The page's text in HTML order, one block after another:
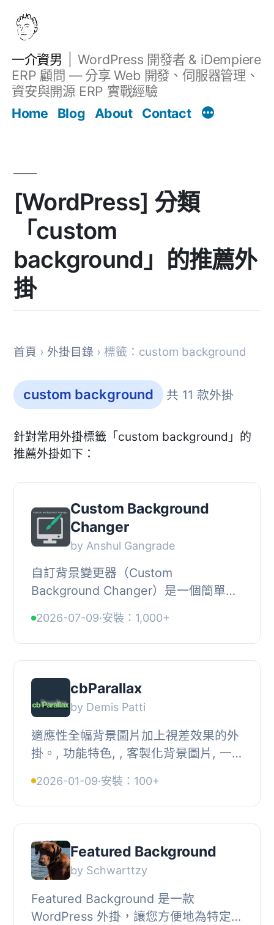
一介資男
WordPress 開發者 & iDempiere
ERP 顧問 — 分享 Web 開發、伺服器管理、
資安與開源 ERP 實戰經驗
Home
Blog About Contact
[WordPress] 分類
「custom
background」的推薦外
掛
首頁 › 外掛目錄 › 標籤：custom background
custom background 共 11 款外掛
針對常用外掛標籤「custom background」的
推薦外掛如下：
Custom Background
Changer
by Anshul Gangrade
自訂背景變更器（Custom
Background Changer）是一個簡單的
的背景顏色或圖像。, 自訂背景變更器
外掛支援以下功能：, , 選...
2026-07-09·安裝：1,000+
cbParallax
by Demis Patti
適應性全幅背景圖片加上視差效果的外
掛。, 功能特色, , 客製化背景圖片, 一
獨立的圖片和效果, 可與文章、頁面、
產品等多...
2026-01-09·安裝：100+
Featured Background
by Schwarttzy
Featured Background 是一款
WordPress 外掛，讓您方便地為特定頁
文章 Filter